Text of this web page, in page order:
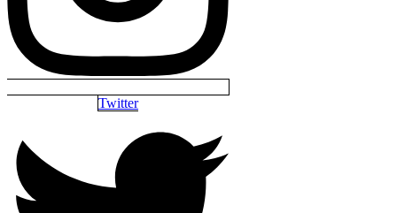
Twitter